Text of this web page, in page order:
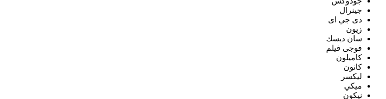
جينرال
دى جي اى
زيون
سان ديسك
فوجى فيلم
كاميلون
كانون
ليكسر
ميكي
نيكون